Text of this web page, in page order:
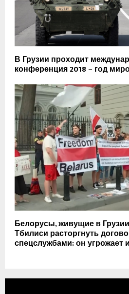
В Грузии проходит
конференция 2018 – год
Белорусы, живущие в
Тбилиси расторгнуть
спецслужбами: он угрожает